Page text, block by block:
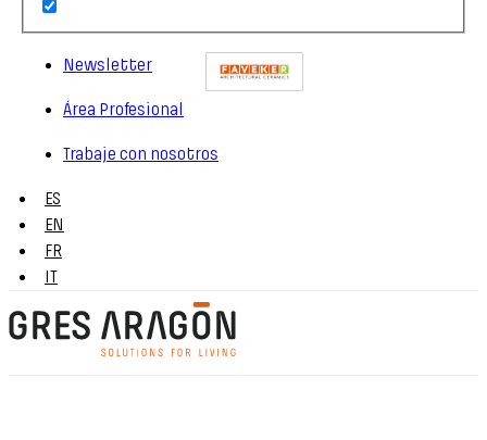
Newsletter
Área Profesional
Trabaje con nosotros
ES
EN
FR
IT